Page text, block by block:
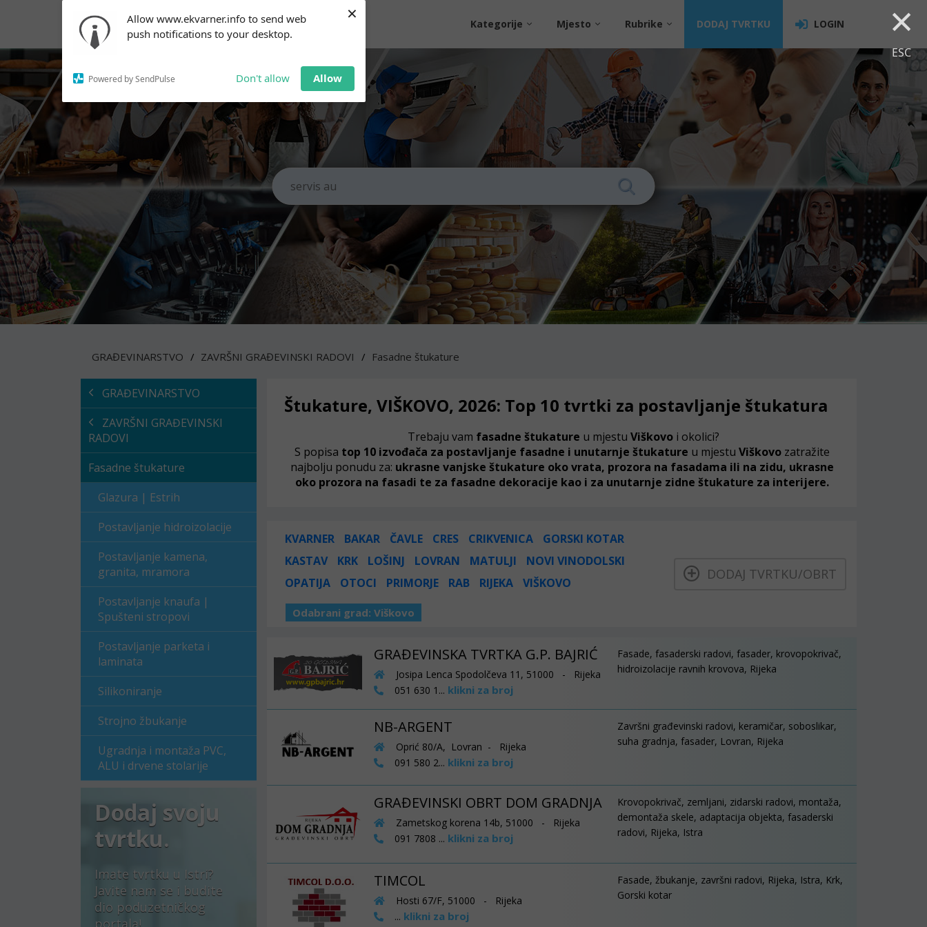
Allow www.ekvarner.info to send web
push notifications to your desktop.
Powered by SendPulse Don't allow Allow
× ×
ESC
notifications!
To enable permission prompts, click
on the notification icon
Kategorije Mjesto Rubrike DODAJ TVRTKU LOGIN
GRAĐEVINARSTVO ZAVRŠNI GRAĐEVINSKI RADOVI Fasadne štukature
GRAĐEVINARSTVO
ZAVRŠNI GRAĐEVINSKI
RADOVI
Fasadne štukature
Glazura | Estrih
Postavljanje hidroizolacije
Postavljanje kamena,
granita, mramora
Postavljanje knaufa |
Spušteni stropovi
Postavljanje parketa i
laminata
Silikoniranje
Strojno žbukanje
Ugradnja i montaža PVC,
ALU i drvene stolarije
Dodaj svoju
tvrtku.
Imate tvrtku u Istri?
Javite nam se i budite
dio poduzetničkog
portala!
Štukature, VIŠKOVO, 2026: Top 10 tvrtki za postavljanje štukatura
Trebaju vam fasadne štukature u mjestu Viškovoi okolici?
S popisa top 10 izvođača za postavljanje fasadne i unutarnje štukature u mjestu Viškovo zatražite
najbolju ponudu za: ukrasne vanjske štukature oko vrata, prozora na fasadama ili na zidu, ukrasne
oko prozora na fasadi te za fasadne dekoracije kao i za unutarnje zidne štukature za interijere.
KVARNER BAKAR ČAVLE CRES CRIKVENICA
GORSKI KOTAR
KASTAV
KRK LOŠINJ LOVRAN MATULJI
NOVI VINODOLSKI
OPATIJA
OTOCI PRIMORJE RAB RIJEKA VIŠKOVO
Odabrani grad: Viškovo
DODAJ TVRTKU/OBRT
GRAĐEVINSKA TVRTKA G.P. BAJRIĆ
Josipa Lenca Spodolčeva 11, 51000 - Rijeka
051 630 1... klikni za broj
Fasade, fasaderski radovi, fasader, krovopokrivač,
hidroizolacije ravnih krovova, Rijeka
NB-ARGENT
Oprić 80/A, Lovran - Rijeka
091 580 2... klikni za broj
Završni građevinski radovi, keramičar, soboslikar,
suha gradnja, fasader, Lovran, Rijeka
GRAĐEVINSKI OBRT DOM GRADNJA
Zametskog korena 14b, 51000 - Rijeka
091 7808 ... klikni za broj
Krovopokrivač, zemljani, zidarski radovi, montaža,
demontaža skele, adaptacija objekta, fasaderski
radovi, Rijeka, Istra
TIMCOL
Hosti 67/F, 51000 - Rijeka
... klikni za broj
Fasade, žbukanje, završni radovi, Rijeka, Istra, Krk,
Gorski kotar